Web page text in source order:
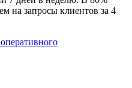
на запросы клиентов за 4